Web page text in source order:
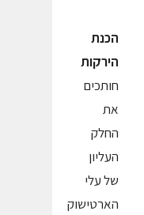
הכנת
הירקות
חותכים
את
החלק
העליון
של עלי
הארטישוק